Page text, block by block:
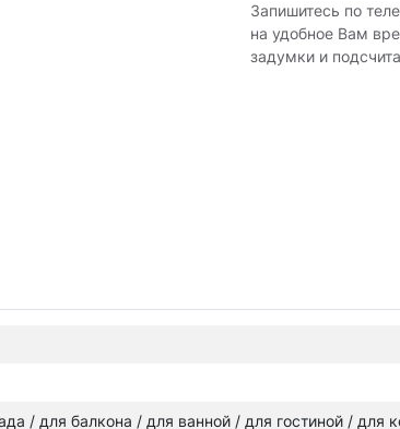
Запишитесь по
на удобное Вам
задумки и
/ для балкона / для ванной / для гостиной /